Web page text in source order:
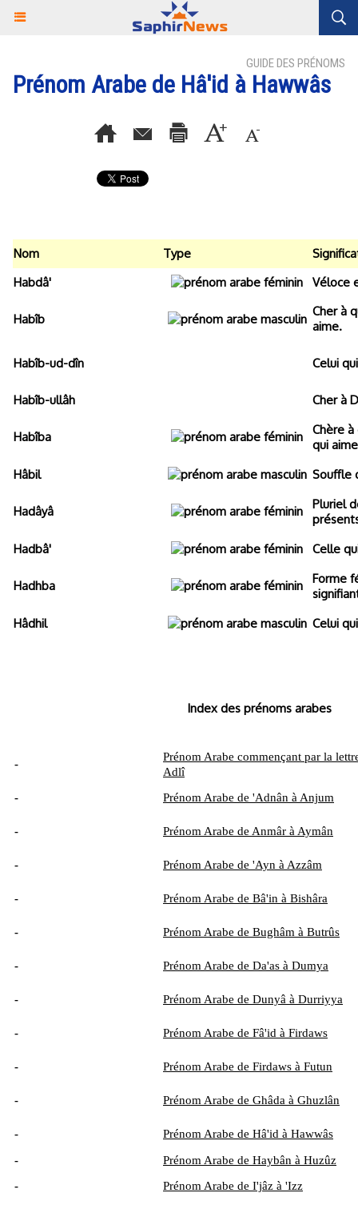
GUIDE DES PRÉNOMS
Prénom Arabe de Hâ'id à Hawwâs
Nom Type
Habdâ'
Véloce
Habîb
Cher à
aime.
Habîb-ud-dîn Celui
Habîb-ullâh Cher à
Habîba
Chère
qui
Hâbil
Souffle
Hadâyâ
Pluriel
Hadbâ'
Celle
Hadhba
Forme
Hâdhil
Celui
Index des prénoms arabes
-
Prénom Arabe commençant par la
Adlî
-
Prénom Arabe de 'Adnân à Anjum
- Prénom Arabe de Anmâr à Aymân
- Prénom Arabe de 'Ayn à Azzâm
- Prénom Arabe de Bâ'in à Bishâra
- Prénom Arabe de Bughâm à Butrûs
- Prénom Arabe de Da'as à Dumya
- Prénom Arabe de Dunyâ à Durriyya
- Prénom Arabe de Fâ'id à Firdaws
- Prénom Arabe de Firdaws à Futun
- Prénom Arabe de Ghâda à Ghuzlân
- Prénom Arabe de Hâ'id à Hawwâs
-
Prénom Arabe de Haybân à Huzûz
-
Prénom Arabe de I'jâz à 'Izz